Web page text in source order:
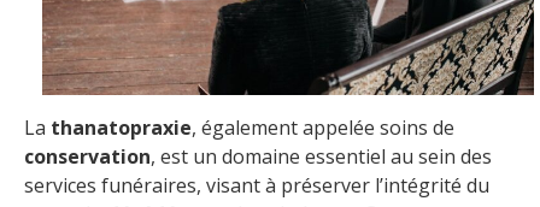
La thanatopraxie, également appelée soins de
conservation, est un domaine essentiel au sein des
services funéraires, visant à préserver l’intégrité du